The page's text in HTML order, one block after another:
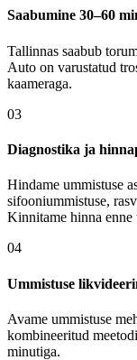
Saabumine 30–60
Tallinnas saabub
Auto on varustatud
kaameraga.
03
Diagnostika ja
Hindame ummistuse
sifooniummistuse,
Kinnitame hinna enne
04
Ummistuse
Avame ummistuse
kombineeritud
minutiga.